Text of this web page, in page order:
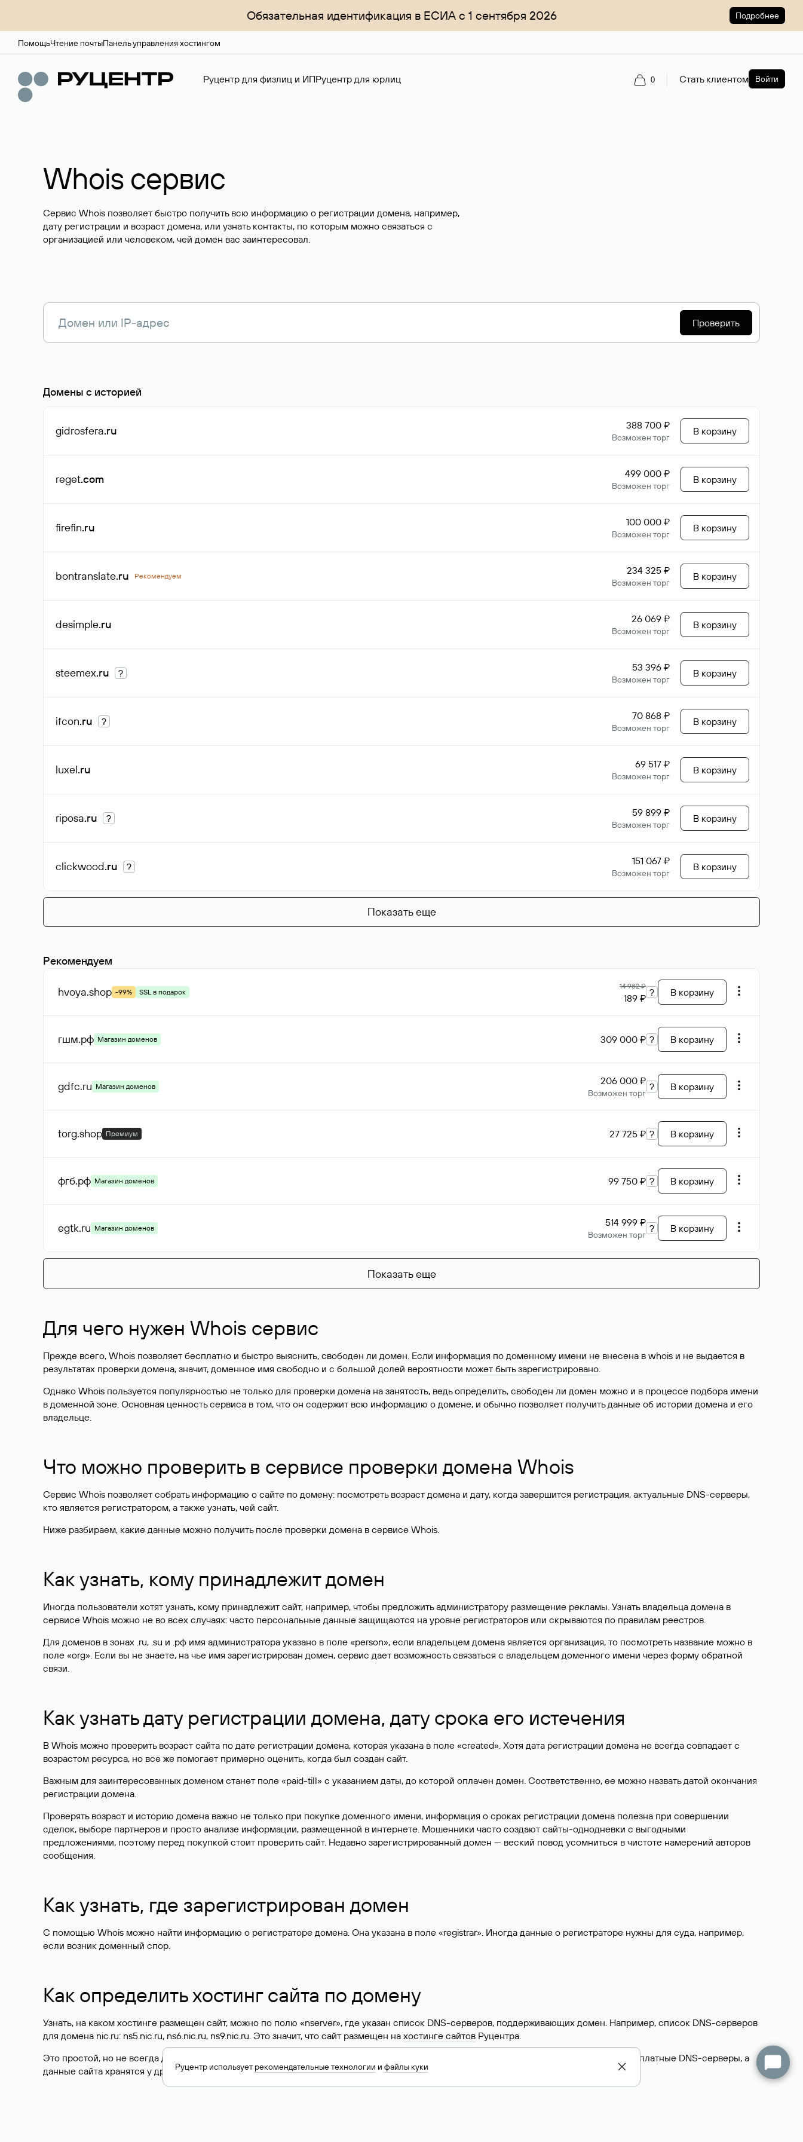
Обязательная идентификация в ЕСИА с 1 сентября 2026 Подробнее
ПомощьЧтение почтыПанель управления хостингом
Руцентр для физлиц и ИПРуцентр для юрлиц 0 Стать клиентом Войти
Whois сервис
Сервис Whois позволяет быстро получить всю информацию о регистрации домена, например,
дату регистрации и возраст домена, или узнать контакты, по которым можно связаться с
организацией или человеком, чей домен вас заинтересовал.
Проверить
Домены с историей
gidrosfera.ru 388 700 ₽
Возможен торг
В корзину
reget.com 499 000 ₽
Возможен торг
В корзину
firefin.ru 100 000 ₽
Возможен торг
В корзину
bontranslate.ru Рекомендуем 234 325 ₽
Возможен торг
В корзину
desimple.ru 26 069 ₽
Возможен торг
В корзину
steemex.ru ? 53 396 ₽
Возможен торг
В корзину
ifcon.ru ? 70 868 ₽
Возможен торг
В корзину
luxel.ru 69 517 ₽
Возможен торг
В корзину
riposa.ru ? 59 899 ₽
Возможен торг
В корзину
clickwood.ru ? 151 067 ₽
Возможен торг
В корзину
Показать еще
Рекомендуем
hvoya.shop -99% SSL в подарок
14 982 ₽
189 ₽ ? В корзину
гшм.рф Магазин доменов 309 000 ₽ ? В корзину
gdfc.ru Магазин доменов 206 000 ₽
Возможен торг
? В корзину
torg.shop Премиум 27 725 ₽ ? В корзину
фгб.рф Магазин доменов 99 750 ₽ ? В корзину
egtk.ru Магазин доменов 514 999 ₽
Возможен торг
? В корзину
Показать еще
Для чего нужен Whois сервис
Прежде всего, Whois позволяет бесплатно и быстро выяснить, свободен ли домен. Если информация по доменному имени не внесена в whois и не выдается в
результатах проверки домена, значит, доменное имя свободно и с большой долей вероятности может быть зарегистрировано.
Однако Whois пользуется популярностью не только для проверки домена на занятость, ведь определить, свободен ли домен можно и в процессе подбора имени
в доменной зоне. Основная ценность сервиса в том, что он содержит всю информацию о домене, и обычно позволяет получить данные об истории домена и его
владельце.
Что можно проверить в сервисе проверки домена Whois
Сервис Whois позволяет собрать информацию о сайте по домену: посмотреть возраст домена и дату, когда завершится регистрация, актуальные DNS-серверы,
кто является регистратором, а также узнать, чей сайт.
Ниже разбираем, какие данные можно получить после проверки домена в сервисе Whois.
Как узнать, кому принадлежит домен
Иногда пользователи хотят узнать, кому принадлежит сайт, например, чтобы предложить администратору размещение рекламы. Узнать владельца домена в
сервисе Whois можно не во всех случаях: часто персональные данные защищаются на уровне регистраторов или скрываются по правилам реестров.
Для доменов в зонах .ru, .su и .рф имя администратора указано в поле «person», если владельцем домена является организация, то посмотреть название можно в
поле «org». Если вы не знаете, на чье имя зарегистрирован домен, сервис дает возможность связаться с владельцем доменного имени через форму обратной
связи.
Как узнать дату регистрации домена, дату срока его истечения
В Whois можно проверить возраст сайта по дате регистрации домена, которая указана в поле «created». Хотя дата регистрации домена не всегда совпадает с
возрастом ресурса, но все же помогает примерно оценить, когда был создан сайт.
Важным для заинтересованных доменом станет поле «paid-till» с указанием даты, до которой оплачен домен. Соответственно, ее можно назвать датой окончания
регистрации домена.
Проверять возраст и историю домена важно не только при покупке доменного имени, информация о сроках регистрации домена полезна при совершении
сделок, выборе партнеров и просто анализе информации, размещенной в интернете. Мошенники часто создают сайты-однодневки с выгодными
предложениями, поэтому перед покупкой стоит проверить сайт. Недавно зарегистрированный домен — веский повод усомниться в чистоте намерений авторов
сообщения.
Как узнать, где зарегистрирован домен
С помощью Whois можно найти информацию о регистраторе домена. Она указана в поле «registrar». Иногда данные о регистраторе нужны для суда, например,
если возник доменный спор.
Как определить хостинг сайта по домену
Узнать, на каком хостинге размещен сайт, можно по полю «nserver», где указан список DNS-серверов, поддерживающих домен. Например, список DNS-серверов
для домена nic.ru: ns5.nic.ru, ns6.nic.ru, ns9.nic.ru. Это значит, что сайт размещен на хостинге сайтов Руцентра.
Это простой, но не всегда достоверный способ узнать хостинг-провайдера сайта. Иногда владельцы сайтов делегируют домен на бесплатные DNS-серверы, а
данные сайта хранятся у другого хостинг-провайдера.
Руцентр использует рекомендательные технологии и файлы куки